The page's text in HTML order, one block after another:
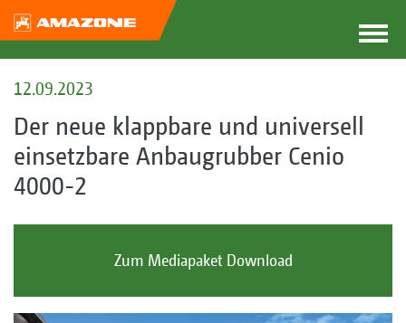
12.09.2023
Der neue klappbare und universell
einsetzbare Anbaugrubber Cenio
4000-2
Zum Mediapaket Download